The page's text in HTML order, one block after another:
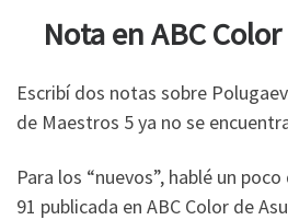
Nota en ABC
Escribí dos notas sobre
de Maestros 5 ya no se
Para los “nuevos”, hablé un
91 publicada en ABC Color de